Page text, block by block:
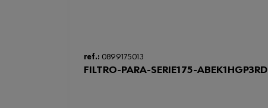
ref.: 0899175013
FILTRO-PARA-SERIE175-ABEK1HGP3RD